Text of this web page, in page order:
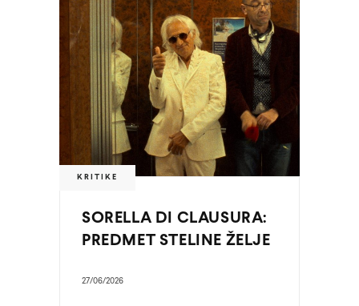
KRITIKE
SORELLA DI CLAUSURA:
PREDMET STELINE ŽELJE
27/06/2026